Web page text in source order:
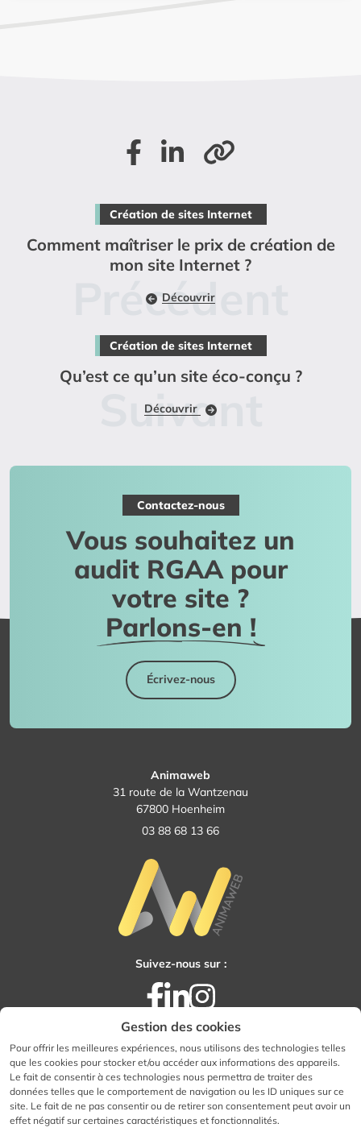
Gestion des cookies
Pour offrir les meilleures expériences, nous utilisons des technologies telles
que les cookies pour stocker et/ou accéder aux informations des appareils.
Le fait de consentir à ces technologies nous permettra de traiter des
données telles que le comportement de navigation ou les ID uniques sur ce
site. Le fait de ne pas consentir ou de retirer son consentement peut avoir un
effet négatif sur certaines caractéristiques et fonctionnalités.
Partager sur Facebook
Partager sur LinkedIn
Création de sites Internet
Comment maîtriser le prix de création de
mon site Internet ?
Découvrir
Création de sites Internet
Qu’est ce qu’un site éco-conçu ?
Découvrir
Contactez-nous
Vous souhaitez un
audit RGAA pour
votre site ?
Parlons-en !
Écrivez-nous
Animaweb
31 route de la Wantzenau
67800 Hoenheim
03 88 68 13 66
Suivez-nous sur :
Facebook
LinkedInInstagram
Tous droits réservés - Animaweb
Accessibilité : totalement conforme
Mentions légales